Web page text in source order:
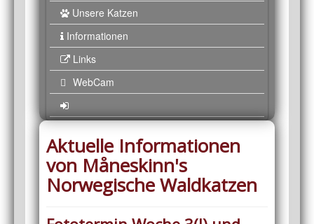
Unsere Katzen
Informationen
Links
WebCam
Aktuelle Informationen
von Måneskinn's
Norwegische Waldkatzen